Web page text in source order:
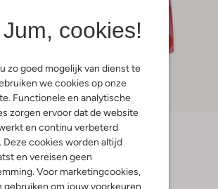
Jum, cookies!
zo goed mogelijk van dienst te
we cookies op onze
Functionele en analytische
zorgen ervoor dat de website
en continu verbeterd
Deze cookies worden altijd
en vereisen geen
Voor marketingcookies,
gebruiken om jouw voorkeuren
-40%
Jenest
Sjaal
€ 49,99 € 29,99
+ meer kleuren